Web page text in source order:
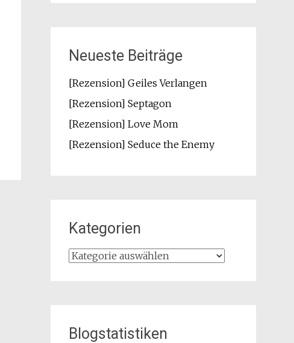
Neueste Beiträge
[Rezension] Geiles Verlangen
[Rezension] Septagon
[Rezension] Love Mom
[Rezension] Seduce the Enemy
Kategorien
Kategorien
Blogstatistiken